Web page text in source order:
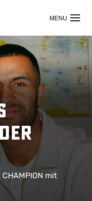
CHAMPION mit